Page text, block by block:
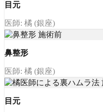
目元
医師: 橘 (銀座)
鼻整形
医師: 橘 (銀座)
目元